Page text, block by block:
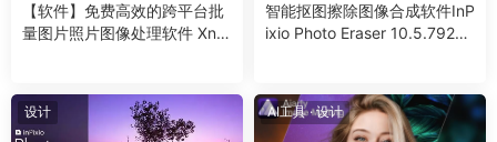
【软件】免费高效的跨平台批
量图片照片图像处理软件 XnC
智能抠图擦除图像合成软件InP
ixio Photo Eraser 10.5.7924.
设计 AI工具·设计